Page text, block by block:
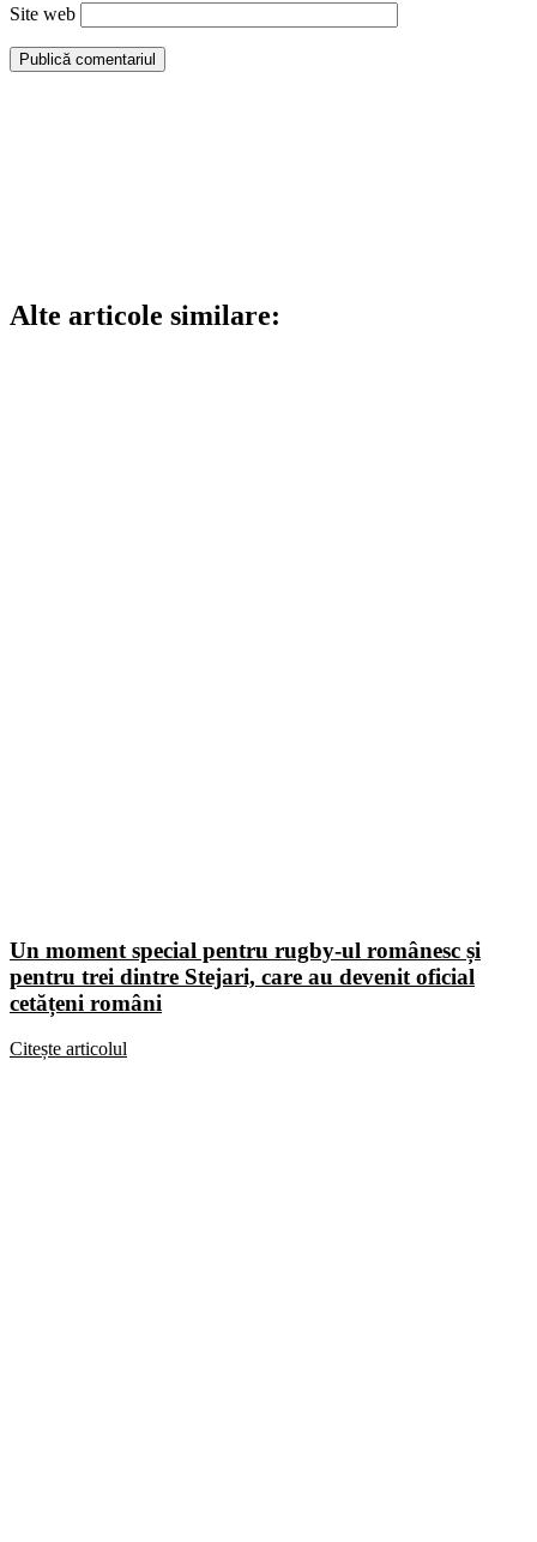
Site web
Alte articole similare:
Un moment special pentru rugby-ul românesc și
pentru trei dintre Stejari, care au devenit oficial
cetățeni români
Citește articolul